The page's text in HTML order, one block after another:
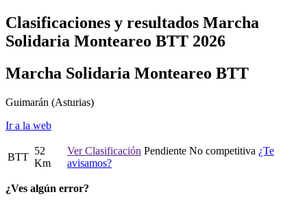
Clasificaciones y resultados Marcha
Solidaria Monteareo BTT 2026
Marcha Solidaria Monteareo BTT
Guimarán (Asturias)
Ir a la web
BTT
52
Km
Ver Clasificación Pendiente No competitiva ¿Te
avisamos?
¿Ves algún error?